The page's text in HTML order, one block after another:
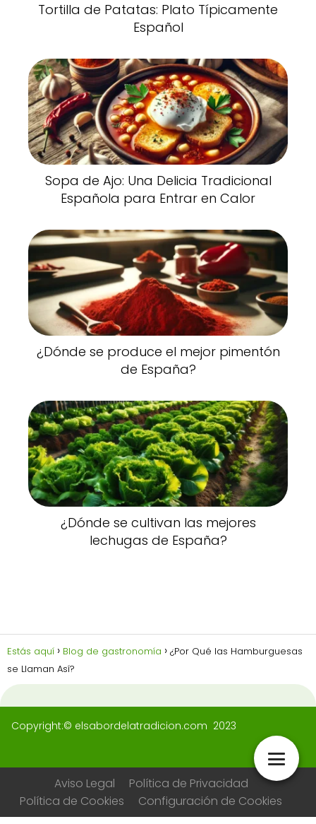
Tortilla de Patatas: Plato Típicamente
Español
Sopa de Ajo: Una Delicia Tradicional
Española para Entrar en Calor
¿Dónde se produce el mejor pimentón
de España?
¿Dónde se cultivan las mejores
lechugas de España?
Estás aquí Blog de gastronomía
¿Por Qué las Hamburguesas
se Llaman Así?
Copyright:© elsabordelatradicion.com 2023
Aviso Legal
Política de Privacidad
Política de Cookies
Configuración de Cookies